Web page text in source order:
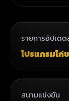
รายการอัปเด
โปรแกรมไก่
สนามแข่งขัน